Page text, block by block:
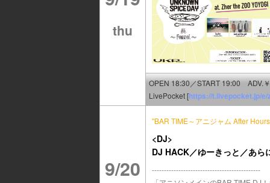
thu
OPEN 18:30／START 19:00 ADV.
LivePocket [https://t.livepocket.jp/e/
9/20
"BAR TIME～アニジャム After
<DJ>
DJ HACK／ゆーきっと／あ
---------------------------------------------